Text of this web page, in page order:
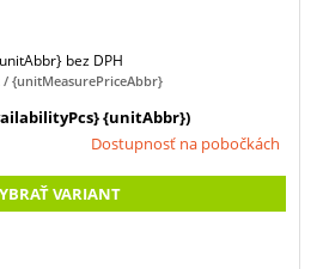
bez DPH
/ {unitMeasurePriceAbbr}
{unitAbbr})
Dostupnosť na pobočkách
VARIANT